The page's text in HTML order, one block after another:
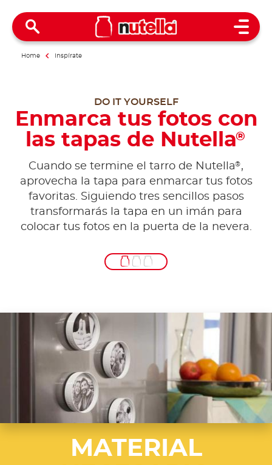
Open
Home Inspírate
DO IT YOURSELF
Enmarca tus fotos con
las tapas de Nutella®
Cuando se termine el tarro de Nutella®,
aprovecha la tapa para enmarcar tus fotos
favoritas. Siguiendo tres sencillos pasos
transformarás la tapa en un imán para
colocar tus fotos en la puerta de la nevera.
MATERIAL